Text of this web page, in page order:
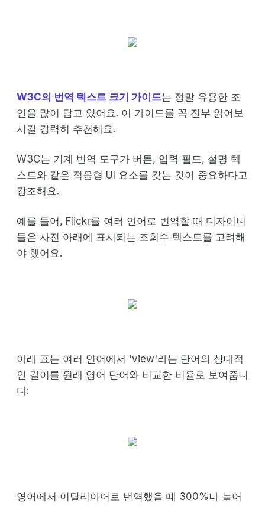
W3C의 번역 텍스트 크기 가이드는 정말 유용한 조
언을 많이 담고 있어요. 이 가이드를 꼭 전부 읽어보
시길 강력히 추천해요.
W3C는 기계 번역 도구가 버튼, 입력 필드, 설명 텍
스트와 같은 적응형 UI 요소를 갖는 것이 중요하다고
강조해요.
예를 들어, Flickr를 여러 언어로 번역할 때 디자이너
들은 사진 아래에 표시되는 조회수 텍스트를 고려해
야 했어요.
아래 표는 여러 언어에서 'view'라는 단어의 상대적
인 길이를 원래 영어 단어와 비교한 비율로 보여줍니
다:
영어에서 이탈리아어로 번역했을 때 300%나 늘어